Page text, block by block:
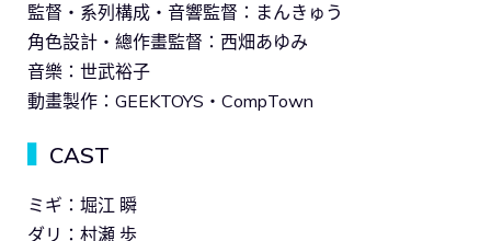
監督・系列構成・音響監督：まんきゅう
角色設計・總作畫監督：西畑あゆみ
音樂：世武裕子
動畫製作：GEEKTOYS・CompTown
CAST
ミギ：堀江 瞬
ダリ：村瀬 歩